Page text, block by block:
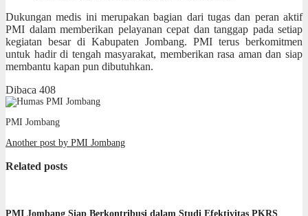
Dukungan medis ini merupakan bagian dari tugas dan peran aktif
PMI dalam memberikan pelayanan cepat dan tanggap pada setiap
kegiatan besar di Kabupaten Jombang. PMI terus berkomitmen
untuk hadir di tengah masyarakat, memberikan rasa aman dan siap
membantu kapan pun dibutuhkan.
Dibaca 408
PMI Jombang
Another post by PMI Jombang
Related posts
PMI Jombang Siap Berkontribusi dalam Studi Efektivitas PKRS